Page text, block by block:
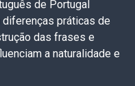
de Portugal
práticas de
das frases e
a naturalidade e